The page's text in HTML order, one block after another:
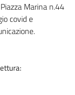
Marina n.44
covid e